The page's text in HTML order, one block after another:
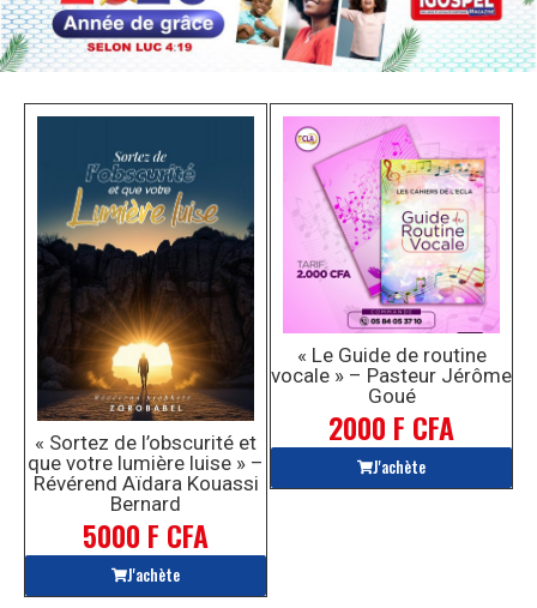
« Sortez de l’obscurité et
que votre lumière luise » –
Révérend Aïdara Kouassi
Bernard
5000 F CFA
J'achète
« Le Guide de routine
vocale » – Pasteur Jérôme
Goué
2000 F CFA
J'achète